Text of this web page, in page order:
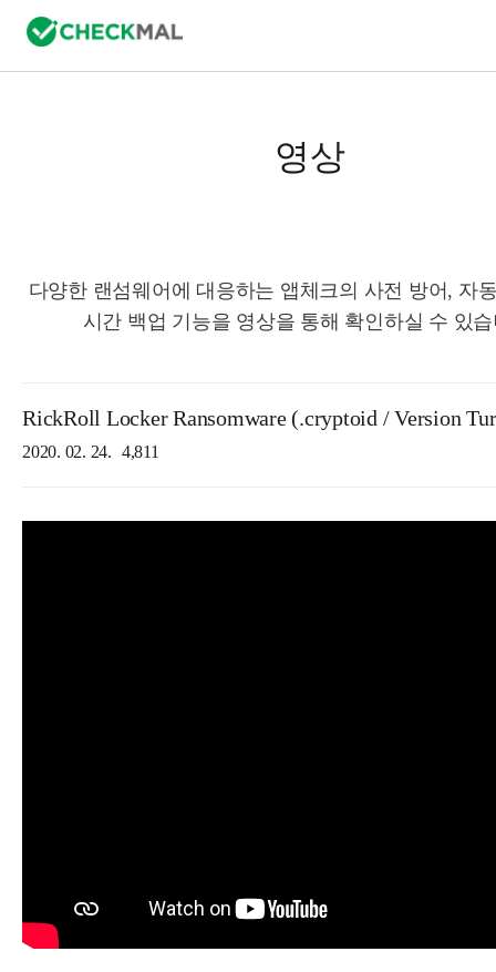
영상
다양한 랜섬웨어에 대응하는 앱체크의 사전 방어, 자
시간 백업 기능을 영상을 통해 확인하실 수 있
RickRoll Locker Ransomware (.cryptoid / Version
2020. 02. 24. 4,811